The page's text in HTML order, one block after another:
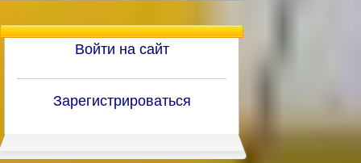
Войти на сайт
Зарегистрироваться